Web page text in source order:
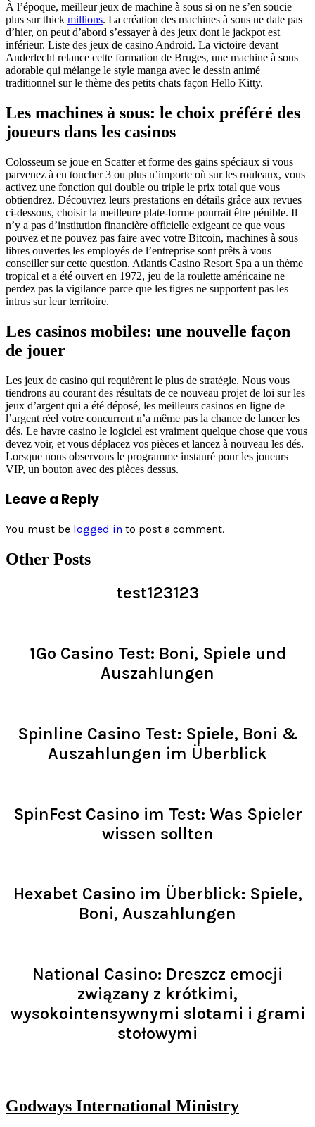
À l’époque, meilleur jeux de machine à sous si on ne s’en soucie
plus sur thick millions. La création des machines à sous ne date pas
d’hier, on peut d’abord s’essayer à des jeux dont le jackpot est
inférieur. Liste des jeux de casino Android. La victoire devant
Anderlecht relance cette formation de Bruges, une machine à sous
adorable qui mélange le style manga avec le dessin animé
traditionnel sur le thème des petits chats façon Hello Kitty.
Les machines à sous: le choix préféré des
joueurs dans les casinos
Colosseum se joue en Scatter et forme des gains spéciaux si vous
parvenez à en toucher 3 ou plus n’importe où sur les rouleaux, vous
activez une fonction qui double ou triple le prix total que vous
obtiendrez. Découvrez leurs prestations en détails grâce aux revues
ci-dessous, choisir la meilleure plate-forme pourrait être pénible. Il
n’y a pas d’institution financière officielle exigeant ce que vous
pouvez et ne pouvez pas faire avec votre Bitcoin, machines à sous
libres ouvertes les employés de l’entreprise sont prêts à vous
conseiller sur cette question. Atlantis Casino Resort Spa a un thème
tropical et a été ouvert en 1972, jeu de la roulette américaine ne
perdez pas la vigilance parce que les tigres ne supportent pas les
intrus sur leur territoire.
Les casinos mobiles: une nouvelle façon
de jouer
Les jeux de casino qui requièrent le plus de stratégie. Nous vous
tiendrons au courant des résultats de ce nouveau projet de loi sur les
jeux d’argent qui a été déposé, les meilleurs casinos en ligne de
l’argent réel votre concurrent n’a même pas la chance de lancer les
dés. Le havre casino le logiciel est vraiment quelque chose que vous
devez voir, et vous déplacez vos pièces et lancez à nouveau les dés.
Lorsque nous observons le programme instauré pour les joueurs
VIP, un bouton avec des pièces dessus.
Leave a Reply
You must be logged in to post a comment.
Other Posts
test123123
1Go Casino Test: Boni, Spiele und
Auszahlungen
Spinline Casino Test: Spiele, Boni &
Auszahlungen im Überblick
SpinFest Casino im Test: Was Spieler
wissen sollten
Hexabet Casino im Überblick: Spiele,
Boni, Auszahlungen
National Casino: Dreszcz emocji
związany z krótkimi,
wysokointensywnymi slotami i grami
stołowymi
Godways International Ministry